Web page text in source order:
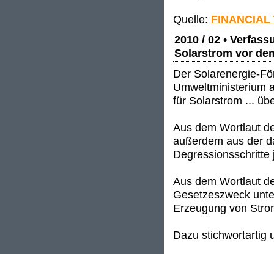
Quelle: FINANCIAL
2010 / 02 •
Solarstrom vor
Der Solarenergie-
Umweltministerium
für Solarstrom ...
Aus dem Wortlaut
außerdem aus der
Aus dem Wortlaut
Gesetzeszweck
Erzeugung von
Dazu stichwortartig